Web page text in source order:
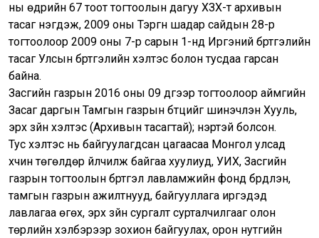
ны өдрийн 67 тоот тогтоолын дагуу ХЗХ-т архивын
тасаг нэгдэж, 2009 оны Тэргүүн шадар сайдын 28-р
тогтоолоор 2009 оны 7-р сарын 1-нд Иргэний бүртгэлийн
тасаг Улсын бүртгэлийн хэлтэс болон тусдаа гарсан
байна.
Засгийн газрын 2016 оны 09 дүгээр тогтоолоор аймгийн
Засаг даргын Тамгын газрын бүтцийг шинэчлэн Хууль,
эрх зүйн хэлтэс (Архивын тасагтай); нэртэй болсон.
Тус хэлтэс нь байгуулагдсан цагаасаа Монгол улсад
хүчин төгөлдөр үйлчилж байгаа хуулиуд, УИХ, Засгийн
газрын тогтоолын бүртгэл лавламжийн фонд бүрдүүлэн,
тамгын газрын ажилтнууд, байгууллага иргэдэд
лавлагаа өгөх, эрх зүйн сургалт сурталчилгааг олон
төрлийн хэлбэрээр зохион байгуулах, орон нутгийн